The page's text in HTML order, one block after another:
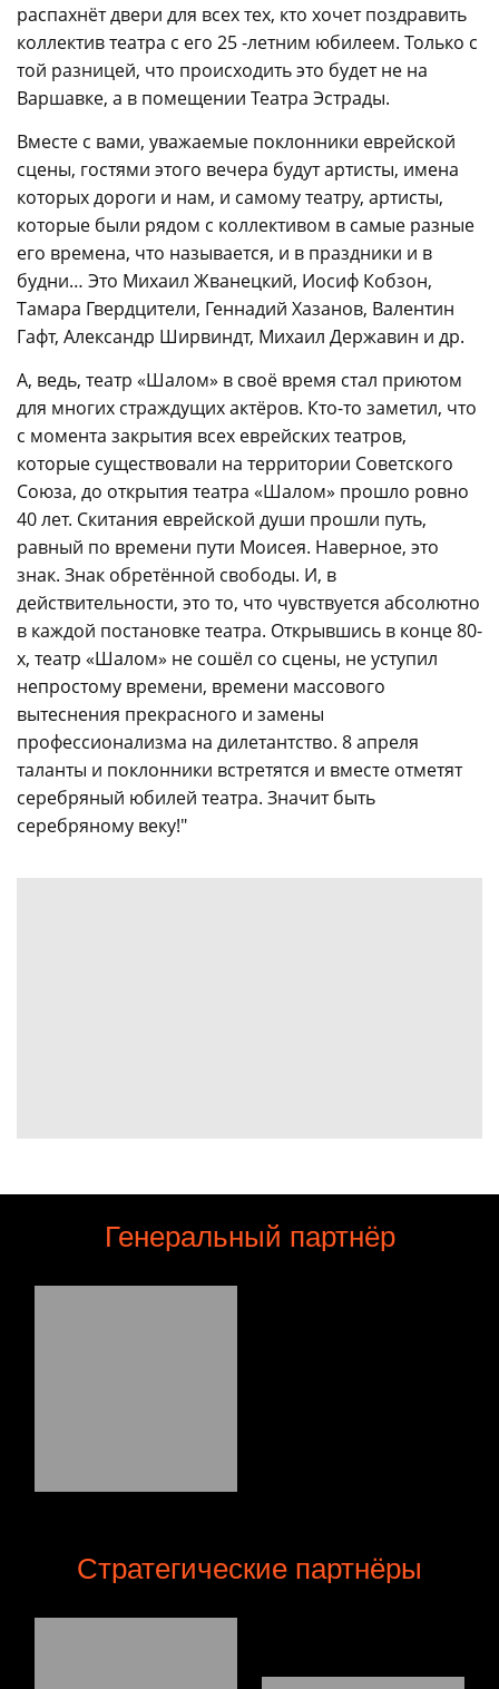
распахнёт двери для всех тех, кто хочет поздравить
коллектив театра с его 25 -летним юбилеем. Только с
той разницей, что происходить это будет не на
Варшавке, а в помещении Театра Эстрады.
Вместе с вами, уважаемые поклонники еврейской
сцены, гостями этого вечера будут артисты, имена
которых дороги и нам, и самому театру, артисты,
которые были рядом с коллективом в самые разные
его времена, что называется, и в праздники и в
будни… Это Михаил Жванецкий, Иосиф Кобзон,
Тамара Гвердцители, Геннадий Хазанов, Валентин
Гафт, Александр Ширвиндт, Михаил Державин и др.
А, ведь, театр «Шалом» в своё время стал приютом
для многих страждущих актёров. Кто-то заметил, что
с момента закрытия всех еврейских театров,
которые существовали на территории Советского
Союза, до открытия театра «Шалом» прошло ровно
40 лет. Скитания еврейской души прошли путь,
равный по времени пути Моисея. Наверное, это
знак. Знак обретённой свободы. И, в
действительности, это то, что чувствуется абсолютно
в каждой постановке театра. Открывшись в конце 80-
х, театр «Шалом» не сошёл со сцены, не уступил
непростому времени, времени массового
вытеснения прекрасного и замены
профессионализма на дилетантство. 8 апреля
таланты и поклонники встретятся и вместе отметят
серебряный юбилей театра. Значит быть
серебряному веку!"
Генеральный партнёр
Стратегические партнёры